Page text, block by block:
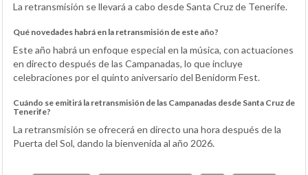
La retransmisión se llevará a cabo desde Santa Cruz de Tenerife.
Qué novedades habrá en la retransmisión de este año?
Este año habrá un enfoque especial en la música, con actuaciones
en directo después de las Campanadas, lo que incluye
celebraciones por el quinto aniversario del Benidorm Fest.
Cuándo se emitirá la retransmisión de las Campanadas desde Santa Cruz de
Tenerife?
La retransmisión se ofrecerá en directo una hora después de la
Puerta del Sol, dando la bienvenida al año 2026.